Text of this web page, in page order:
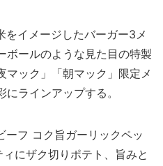
イメージしたバーガー3メ
ボールのような見た目の特製
マック」「朝マック」限定メ
ラインアップする。
フ コク旨ガーリックペッ
にザク切りポテト、旨みと